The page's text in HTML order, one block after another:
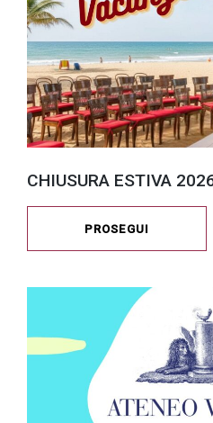
CHIUSURA ESTIVA
PROSEGUI